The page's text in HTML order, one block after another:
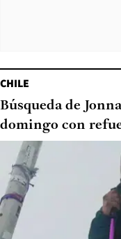
CHILE
Búsqueda de
domingo con